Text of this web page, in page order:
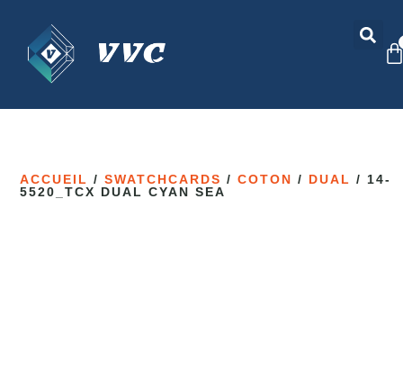
ACCUEIL /SWATCHCARDS /COTON / DUAL / 14-
5520_TCX DUAL CYAN SEA